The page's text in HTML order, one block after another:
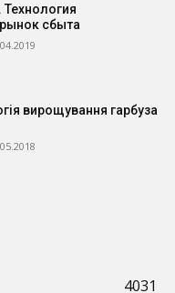
Технология
сбыта
вирощування гарбуза
4031